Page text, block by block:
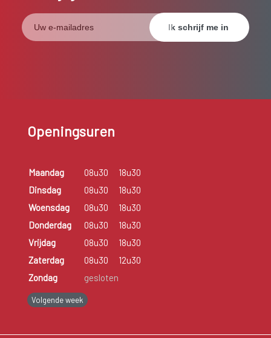
Openingsuren
Maandag 08u30
18u30
Dinsdag
08u30
18u30
Woensdag
08u30
18u30
Donderdag
08u30
18u30
Vrijdag
08u30
18u30
Zaterdag
08u30
12u30
Zondag
gesloten
Volgende week